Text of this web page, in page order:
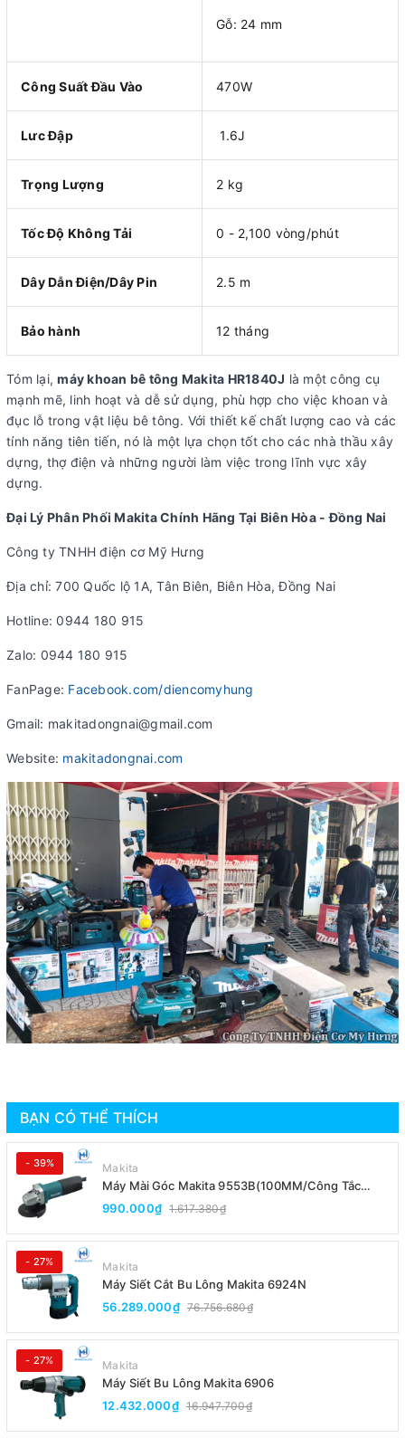
Gỗ: 24 mm
Công Suất Đầu Vào 470W
Lưc Đập 1.6J
Trọng Lượng 2 kg
Tốc Độ Không Tải 0 - 2,100 vòng/phút
Dây Dẫn Điện/Dây Pin 2.5 m
Bảo hành 12 tháng
Tóm lại,máy khoan bê tông Makita HR1840J là một công cụ
mạnh mẽ, linh hoạt và dễ sử dụng, phù hợp cho việc khoan và
đục lỗ trong vật liệu bê tông. Với thiết kế chất lượng cao và các
tính năng tiên tiến, nó là một lựa chọn tốt cho các nhà thầu xây
dựng, thợ điện và những người làm việc trong lĩnh vực xây
dựng.
Đại Lý Phân Phối Makita Chính Hãng Tại Biên Hòa - Đồng Nai
Công ty TNHH điện cơ Mỹ Hưng
Địa chỉ: 700 Quốc lộ 1A, Tân Biên, Biên Hòa, Đồng Nai
Hotline: 0944 180 915
Zalo: 0944 180 915
FanPage: Facebook.com/diencomyhung
Gmail: makitadongnai@gmail.com
Website: makitadongnai.com
BẠN CÓ THỂ THÍCH
- 39% Makita
Máy Mài Góc Makita 9553B(100MM/Công Tắc
Đuôi)
990.000₫ 1.617.380₫
- 27% Makita
Máy Siết Cắt Bu Lông Makita 6924N
56.289.000₫ 76.756.680₫
- 27% Makita
Máy Siết Bu Lông Makita 6906
12.432.000₫ 16.947.700₫